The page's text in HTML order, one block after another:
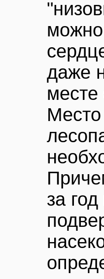
можно
даже
за